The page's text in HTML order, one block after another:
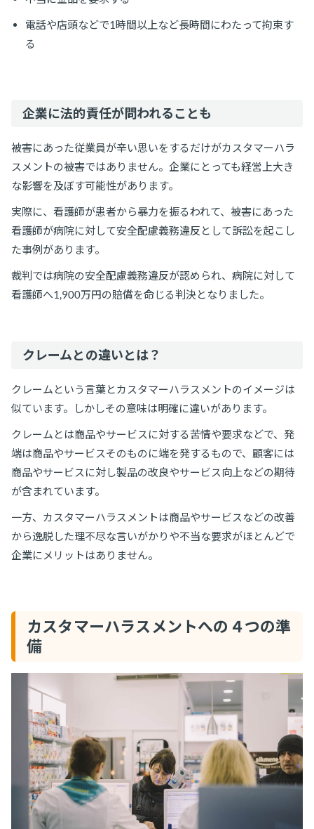
電話や店頭などで1時間以上など長時間にわたって拘束す
る
企業に法的責任が問われることも
被害にあった従業員が辛い思いをするだけがカスタマーハラ
スメントの被害ではありません。企業にとっても経営上大き
な影響を及ぼす可能性があります。
実際に​​、看護師が患者から暴力を振るわれて、被害にあった
看護師が病院に対して安全配慮義務違反として訴訟を起こし
た事例があります。
裁判では病院の安全配慮義務違反が認められ、病院に対して
看護師へ1,900万円の賠償を命じる判決となりました。
クレームとの違いとは？
クレームという言葉とカスタマーハラスメントのイメージは
似ています。しかしその意味は明確に違いがあります。
クレームとは商品やサービスに対する苦情や要求などで、発
端は商品やサービスそのものに端を発するもので、顧客には
商品やサービスに対し製品の改良やサービス向上などの期待
が含まれています。
一方、カスタマーハラスメントは商品やサービスなどの改善
から逸脱した理不尽な言いがかりや不当な要求がほとんどで
企業にメリットはありません。
カスタマーハラスメントへの４つの準
備